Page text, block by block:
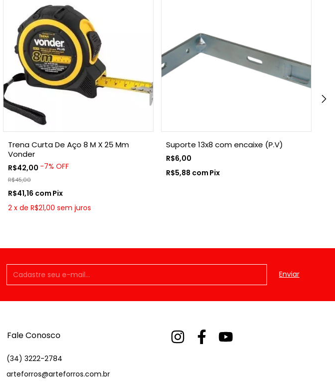
Trena Curta De Aço 8 M X 25 Mm
Vonder
R$42,00 -7% OFF
R$45,00
R$41,16 com Pix
2 x de R$21,00 sem juros
Suporte 13x8 com encaixe (P.V)
R$6,00
R$5,88 com Pix
Fale Conosco
(34) 3222-2784
arteforros@arteforros.com.br